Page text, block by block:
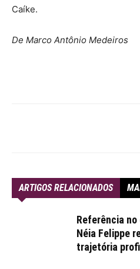
Caíke.
De Marco Antônio Medeiros
ARTIGOS RELACIONADOS
Referência
Néia Felippe
trajetória